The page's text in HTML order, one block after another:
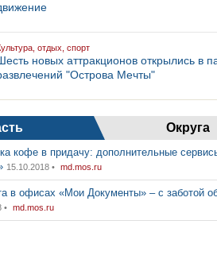
отдых, спорт
новых аттракционов открылись в
"Острова Мечты"
Округа
кофе в придачу: дополнительные
15.10.2018 • md.mos.ru
в офисах «Мои Документы» – с заботой
• md.mos.ru